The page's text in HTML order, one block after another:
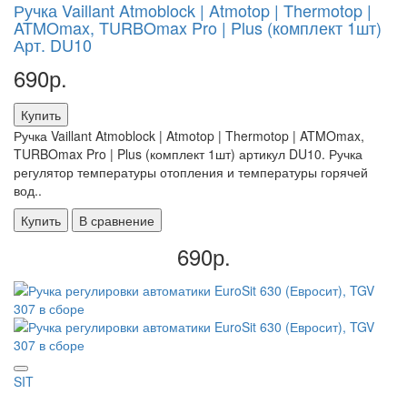
Ручка Vaillant Atmoblock | Atmotop | Thermotop |
ATMOmax, TURBOmax Pro | Plus (комплект 1шт)
Арт. DU10
690р.
Купить
Ручка Vaillant Atmoblock | Atmotop | Thermotop | ATMOmax,
TURBOmax Pro | Plus (комплект 1шт) артикул DU10. Ручка
регулятор температуры отопления и температуры горячей
вод..
Купить
В сравнение
690р.
SIT